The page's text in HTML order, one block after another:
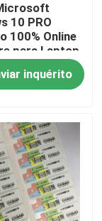
10 PRO
100% Online
para Laptop
inquérito